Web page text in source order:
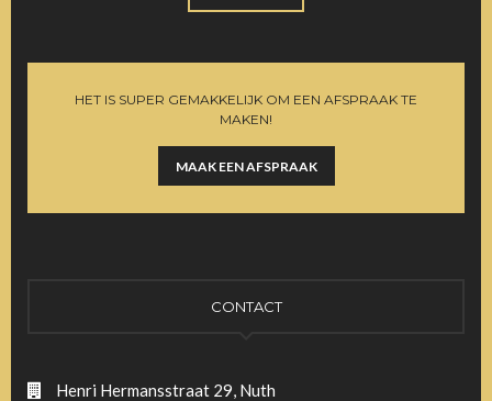
HET IS SUPER GEMAKKELIJK OM EEN AFSPRAAK TE
MAKEN!
MAAK EEN AFSPRAAK
CONTACT
Henri Hermansstraat 29, Nuth